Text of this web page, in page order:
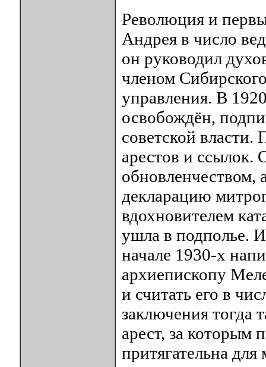
Революция и
Андрея в число
он руководил
членом
управления. В
освобождён,
советской
арестов и ссылок.
обновленчеством,
декларацию
вдохновителем
ушла в подполье.
начале 1930-х
архиепископу
и считать его в
заключения тогда
арест, за которым
притягательна